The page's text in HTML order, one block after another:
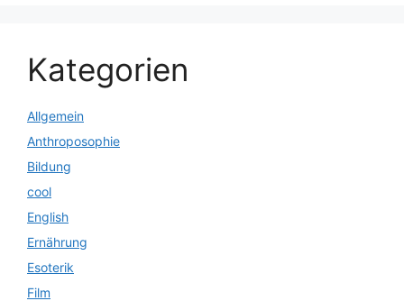
Kategorien
Allgemein
Anthroposophie
Bildung
cool
English
Ernährung
Esoterik
Film